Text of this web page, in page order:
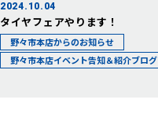
2024.10.04
タイヤフェアやります！
野々市本店からのお知らせ
野々市本店イベント告知＆紹介ブログ